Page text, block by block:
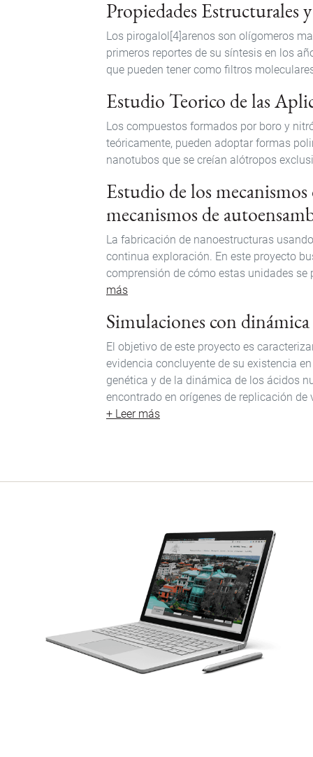
Propiedades Estructurales
Los pirogalol[4]arenos son olígomeros
primeros reportes de su síntesis en los
que pueden tener como filtros
Estudio Teorico de las
Los compuestos formados por boro y
teóricamente, pueden adoptar formas
nanotubos que se creían alótropos
Estudio de los
mecanismos de
La fabricación de nanoestructuras
continua exploración. En este proyecto
comprensión de cómo estas unidades
más
Simulaciones con
El objetivo de este proyecto es
evidencia concluyente de su existencia
genética y de la dinámica de los ácidos
encontrado en orígenes de replicación de
+ Leer más